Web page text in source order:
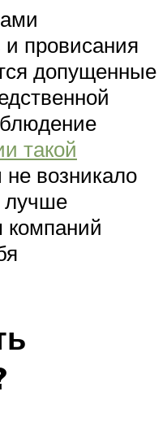
и провисания
допущенные
такой
возникало
лучше
компаний